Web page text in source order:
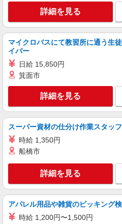
詳細を見る
マイクロバスにて教習所に通う生
イバー
日給 15,850円
箕面市
詳細を見る
スーパー資材の仕分け作業スタッフ
時給 1,350円
船橋市
詳細を見る
アパレル用品や雑貨のピッキング
時給 1,200円〜1,500円